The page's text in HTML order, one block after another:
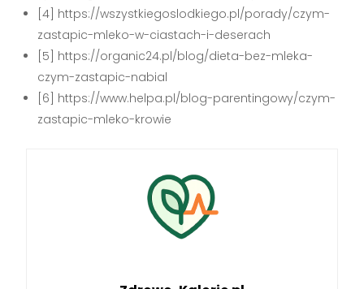
[4] https://wszystkiegoslodkiego.pl/porady/czym-
zastapic-mleko-w-ciastach-i-deserach
[5] https://organic24.pl/blog/dieta-bez-mleka-
czym-zastapic-nabial
[6] https://www.helpa.pl/blog-parentingowy/czym-
zastapic-mleko-krowie